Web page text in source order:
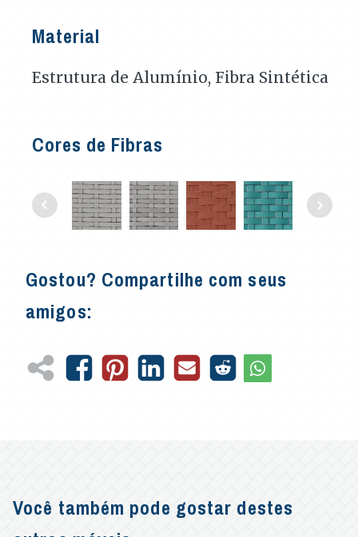
Material
Estrutura de Alumínio, Fibra Sintética
Cores de Fibras
Gostou? Compartilhe com seus
amigos:
Você também pode gostar destes